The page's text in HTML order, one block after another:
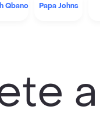
Qbano Papa Johns
a